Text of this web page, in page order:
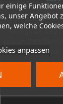
einige
unser Angebot
welche
anpassen
XBox(360)/
Auf Lager